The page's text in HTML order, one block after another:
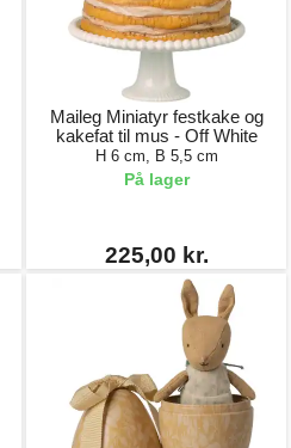
Maileg Miniatyr festkake og
kakefat til mus - Off White
H 6 cm, B 5,5 cm
På lager
225,00 kr.